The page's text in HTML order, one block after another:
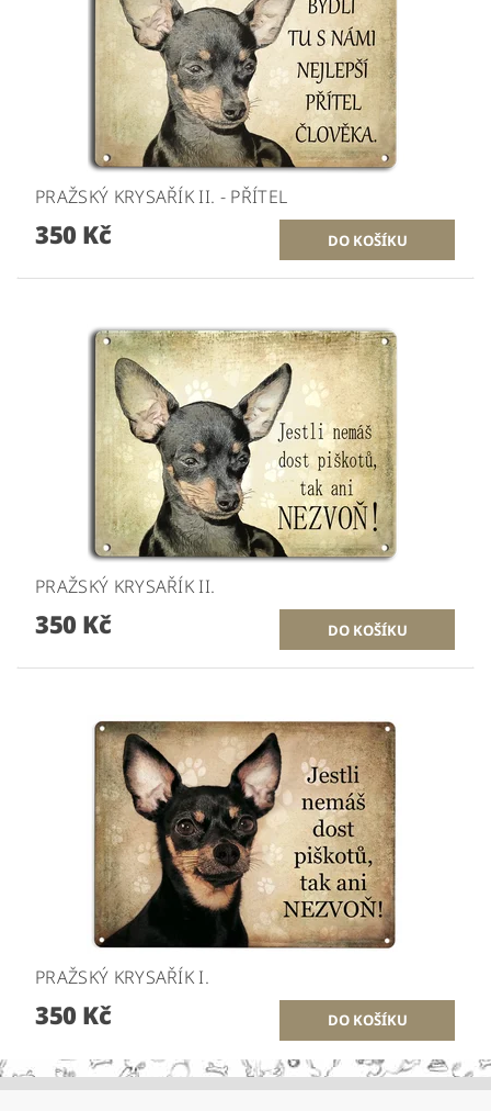
PRAŽSKÝ KRYSAŘÍK II. - PŘÍTEL
350 Kč
PRAŽSKÝ KRYSAŘÍK II.
350 Kč
PRAŽSKÝ KRYSAŘÍK I.
350 Kč